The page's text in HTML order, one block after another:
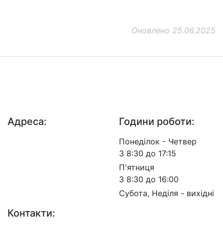
Оновлено 25.06.2025
Адреса: Години роботи:
Понеділок - Четвер
З 8:30 до 17:15
П'ятниця
З 8:30 до 16:00
Субота, Неділя - вихідні
Контакти: